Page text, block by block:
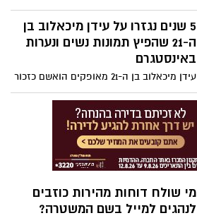
לא ימין ולא שמאל, לא איראן ולא חיזבאללה
– הסכנה הגדולה ביותר של מדינת ישראל
היא מה שקורה בתחום הדיור. אלו שרכשו
דירות בשנים האחרונות עם משכנתא עד
ואלו שלא יכולים להקים ולקיים את הבסיס
של כל הציונות והיהדות – להקים בית בארץ
ישראל.
5 שנים נגזרו על עידן מיכאלוב בן
ה-21 שהפיץ תמונות נשים ונערות
באינסטגרם
עידן מיכאלוב בן ה-21 מאופקים הואשם כזכור
בהפצת תמונות אינטימיות של כ-170 נשים
וקטינות ללא ידיעתן ברשת. לפי כתב האישום,
הוא נהג למכור את הגישה לצפייה בתכנים
למשתמשים בעבור דמי שימוש בסכומים
משתנים. בבית המשפט המחוזי בבאר שבע
גזרו עליו 5 שנות מאסר. צפו בשידור השימוע
מי שולח דוחות מהירות כוזבים
לנהגים למייל בשם המשטרה?